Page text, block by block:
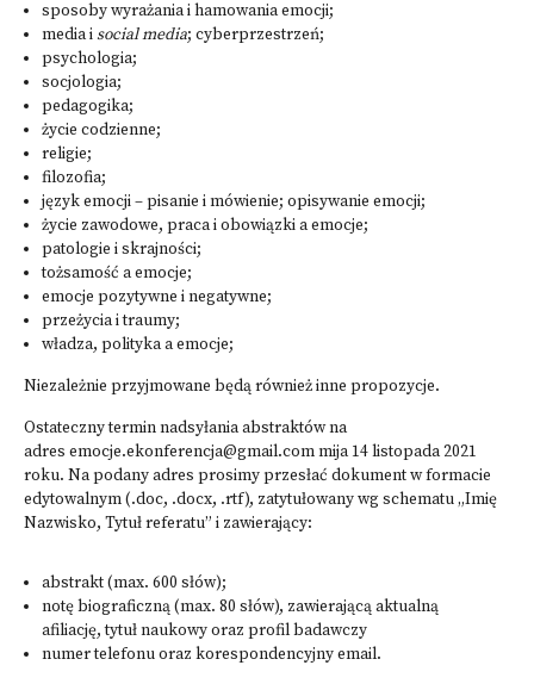
sposoby wyrażania i hamowania emocji;
media isocial media; cyberprzestrzeń;
psychologia;
socjologia;
pedagogika;
życie codzienne;
religie;
filozofia;
język emocji – pisanie i mówienie; opisywanie emocji;
życie zawodowe, praca i obowiązki a emocje;
patologie i skrajności;
tożsamość a emocje;
emocje pozytywne i negatywne;
przeżycia i traumy;
władza, polityka a emocje;
Niezależnie przyjmowane będą również inne propozycje.
Ostateczny termin nadsyłania abstraktów na
adres emocje.ekonferencja@gmail.com mija 14 listopada 2021
roku. Na podany adres prosimy przesłać dokument w formacie
edytowalnym (.doc, .docx, .rtf), zatytułowany wg schematu „Imię
Nazwisko, Tytuł referatu” i zawierający:
abstrakt (max. 600 słów);
notę biograficzną (max. 80 słów), zawierającą aktualną
afiliację, tytuł naukowy oraz profil badawczy
numer telefonu oraz korespondencyjny email.